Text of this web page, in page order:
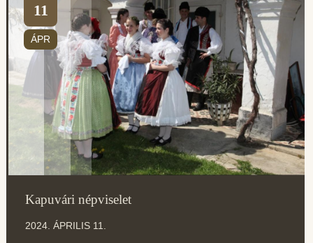
11
ÁPR
Kapuvári népviselet
2024. ÁPRILIS 11.